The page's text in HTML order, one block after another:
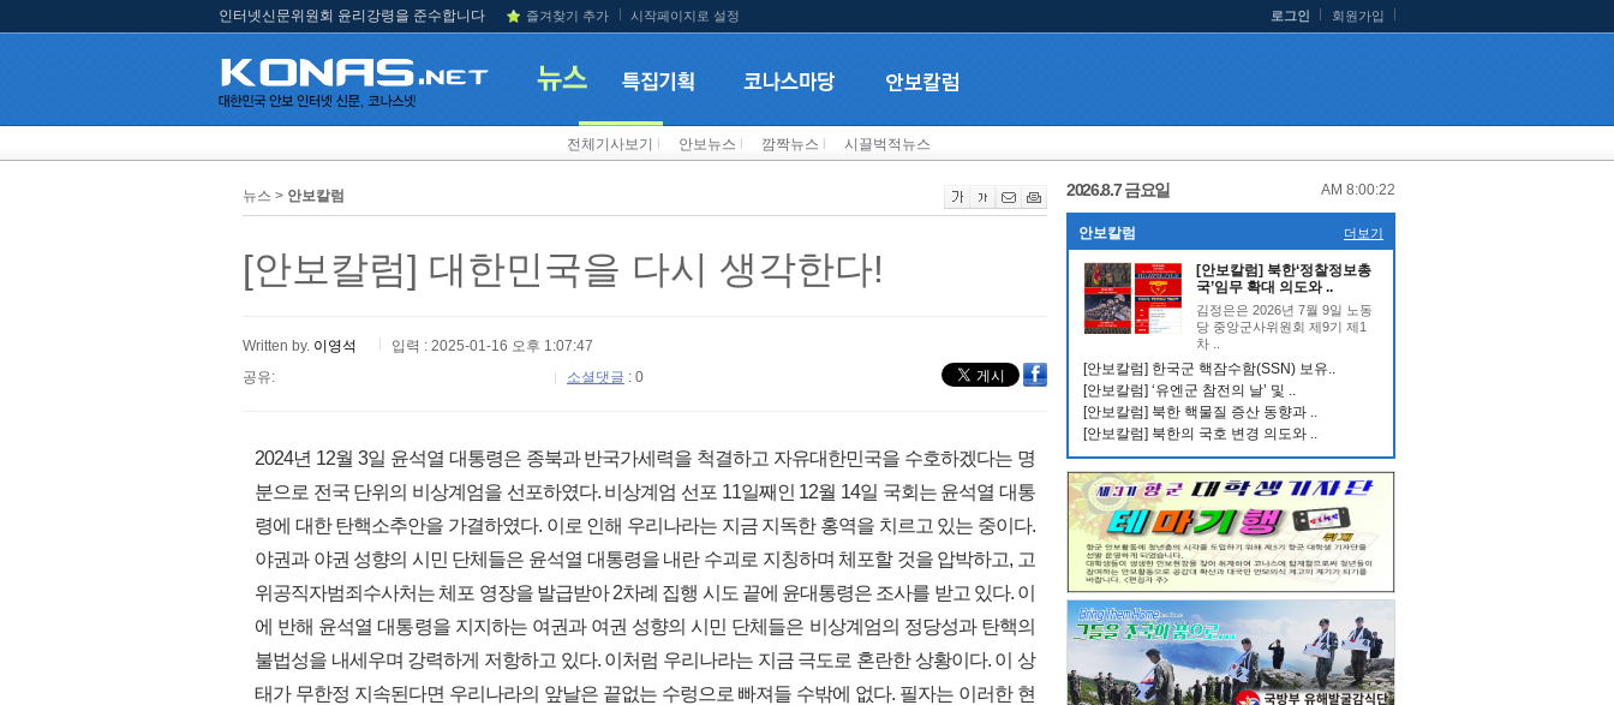
인터넷신문위원회 윤리강령을 준수합니다 즐겨찾기 추가 시작페이지로 설정 로그인 회원가입
전체기사보기 안보뉴스 깜짝뉴스 시끌벅적뉴스
뉴스 > 안보칼럼
[안보칼럼] 대한민국을 다시 생각한다!
Written by. 이영석
입력 : 2025-01-16 오후 1:07:47
공유:
소셜댓글 : 0
2024년 12월 3일 윤석열 대통령은 종북과 반국가세력을 척결하고 자유대한민국을 수호하겠다는 명
분으로 전국 단위의 비상계엄을 선포하였다. 비상계엄 선포 11일째인 12월 14일 국회는 윤석열 대통
령에 대한 탄핵소추안을 가결하였다. 이로 인해 우리나라는 지금 지독한 홍역을 치르고 있는 중이다.
야권과 야권 성향의 시민 단체들은 윤석열 대통령을 내란 수괴로 지칭하며 체포할 것을 압박하고, 고
위공직자범죄수사처는 체포 영장을 발급받아 2차례 집행 시도 끝에 윤대통령은 조사를 받고 있다. 이
에 반해 윤석열 대통령을 지지하는 여권과 여권 성향의 시민 단체들은 비상계엄의 정당성과 탄핵의
불법성을 내세우며 강력하게 저항하고 있다. 이처럼 우리나라는 지금 극도로 혼란한 상황이다. 이 상
태가 무한정 지속된다면 우리나라의 앞날은 끝없는 수렁으로 빠져들 수밖에 없다. 필자는 이러한 현
2026.8.7 금요일 AM 8:00:23
안보칼럼 더보기
[안보칼럼] 북한‘정찰정보총
국’임무 확대 의도와 ..
김정은은 2026년 7월 9일 노동
당 중앙군사위원회 제9기 제1
차 ..
[안보칼럼] 한국군 핵잠수함(SSN) 보유..
[안보칼럼] ‘유엔군 참전의 날’ 및 ..
[안보칼럼] 북한 핵물질 증산 동향과 ..
[안보칼럼] 북한의 국호 변경 의도와 ..